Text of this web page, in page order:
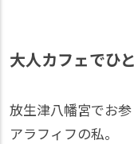
大人カフェでひ
放生津八幡宮でお
アラフィフの私。